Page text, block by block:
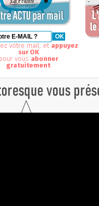
votre mail, et appuyez
sur OK
pour vous abonner
gratuitement